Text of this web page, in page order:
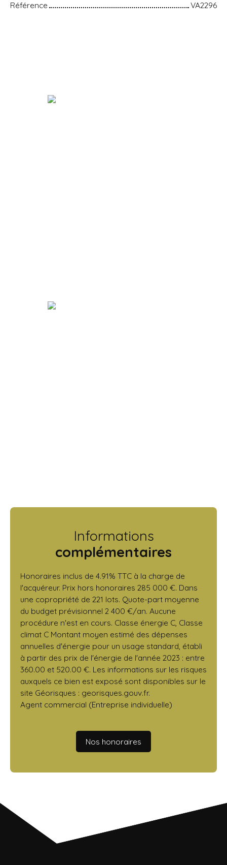
Référence VA2296
Informations
complémentaires
Honoraires inclus de 4.91% TTC à la charge de
l'acquéreur. Prix hors honoraires 285 000 €. Dans
une copropriété de 221 lots. Quote-part moyenne
du budget prévisionnel 2 400 €/an. Aucune
procédure n'est en cours. Classe énergie C, Classe
climat C Montant moyen estimé des dépenses
annuelles d'énergie pour un usage standard, établi
à partir des prix de l'énergie de l'année 2023 : entre
360.00 et 520.00 €. Les informations sur les risques
auxquels ce bien est exposé sont disponibles sur le
site Géorisques : georisques.gouv.fr.
Agent commercial (Entreprise individuelle)
Nos honoraires